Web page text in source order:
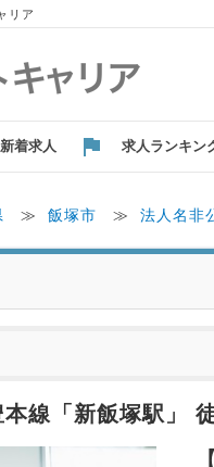
リア
新着求人 求人ランキン
≫ 飯塚市 ≫ 法人名非
本線「新飯塚駅」